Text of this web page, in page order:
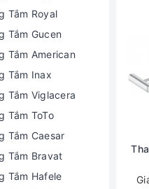
Tắm Royal
Tắm Gucen
Tắm American
Tắm Inax
Tắm Viglacera
Tắm ToTo
Tắm Caesar
Tắm Bravat
Tắm Hafele